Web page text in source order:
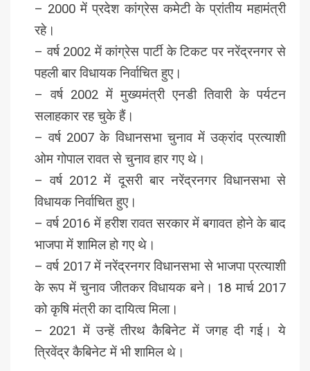
– 2000 में प्रदेश कांग्रेस कमेटी के प्रांतीय महामंत्री
रहे।
– वर्ष 2002 में कांग्रेस पार्टी के टिकट पर नरेंद्रनगर से
पहली बार विधायक निर्वाचित हुए।
– वर्ष 2002 में मुख्यमंत्री एनडी तिवारी के पर्यटन
सलाहकार रह चुके हैं।
– वर्ष 2007 के विधानसभा चुनाव में उक्रांद प्रत्याशी
ओम गोपाल रावत से चुनाव हार गए थे।
– वर्ष 2012 में दूसरी बार नरेंद्रनगर विधानसभा से
विधायक निर्वाचित हुए।
– वर्ष 2016 में हरीश रावत सरकार में बगावत होने के बाद
भाजपा में शामिल हो गए थे।
– वर्ष 2017 में नरेंद्रनगर विधानसभा से भाजपा प्रत्याशी
के रूप में चुनाव जीतकर विधायक बने। 18 मार्च 2017
को कृषि मंत्री का दायित्व मिला।
– 2021 में उन्हें तीरथ कैबिनेट में जगह दी गई। ये
त्रिवेंद्र कैबिनेट में भी शामिल थे।